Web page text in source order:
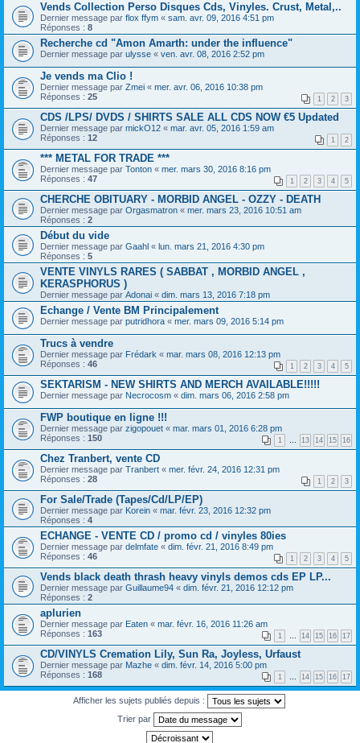
Vends Collection Perso Disques Cds, Vinyles. Crust, Metal,..
Dernier message par flox ffym « sam. avr. 09, 2016 4:51 pm
Réponses : 8
Recherche cd "Amon Amarth: under the influence"
Dernier message par ulysse « ven. avr. 08, 2016 2:52 pm
Je vends ma Clio !
Dernier message par Zmei « mer. avr. 06, 2016 10:38 pm
Réponses : 25 1 2 3
CDS /LPS/ DVDS / SHIRTS SALE ALL CDS NOW €5 Updated
Dernier message par mickO12 « mar. avr. 05, 2016 1:59 am
Réponses : 12 1 2
*** METAL FOR TRADE ***
Dernier message par Tonton « mer. mars 30, 2016 8:16 pm
Réponses : 47 1 2 3 4 5
CHERCHE OBITUARY - MORBID ANGEL - OZZY - DEATH
Dernier message par Orgasmatron « mer. mars 23, 2016 10:51 am
Réponses : 2
Début du vide
Dernier message par Gaahl « lun. mars 21, 2016 4:30 pm
Réponses : 5
VENTE VINYLS RARES ( SABBAT , MORBID ANGEL ,
KERASPHORUS )
Dernier message par Adonai « dim. mars 13, 2016 7:18 pm
Echange / Vente BM Principalement
Dernier message par putridhora « mer. mars 09, 2016 5:14 pm
Trucs à vendre
Dernier message par Frédark « mar. mars 08, 2016 12:13 pm
Réponses : 46 1 2 3 4 5
SEKTARISM - NEW SHIRTS AND MERCH AVAILABLE!!!!!
Dernier message par Necrocosm « dim. mars 06, 2016 2:58 pm
FWP boutique en ligne !!!
Dernier message par zigopouet « mar. mars 01, 2016 6:28 pm
Réponses : 150 1 … 13 14 15 16
Chez Tranbert, vente CD
Dernier message par Tranbert « mer. févr. 24, 2016 12:31 pm
Réponses : 28 1 2 3
For Sale/Trade (Tapes/Cd/LP/EP)
Dernier message par Korein « mar. févr. 23, 2016 12:32 pm
Réponses : 4
ECHANGE - VENTE CD / promo cd / vinyles 80ies
Dernier message par delmfate « dim. févr. 21, 2016 8:49 pm
Réponses : 46 1 2 3 4 5
Vends black death thrash heavy vinyls demos cds EP LP...
Dernier message par Guillaume94 « dim. févr. 21, 2016 12:12 pm
Réponses : 2
aplurien
Dernier message par Eaten « mar. févr. 16, 2016 11:26 am
Réponses : 163 1 … 14 15 16 17
CD/VINYLS Cremation Lily, Sun Ra, Joyless, Urfaust
Dernier message par Mazhe « dim. févr. 14, 2016 5:00 pm
Réponses : 168 1 … 14 15 16 17
Afficher les sujets publiés depuis :
Trier par